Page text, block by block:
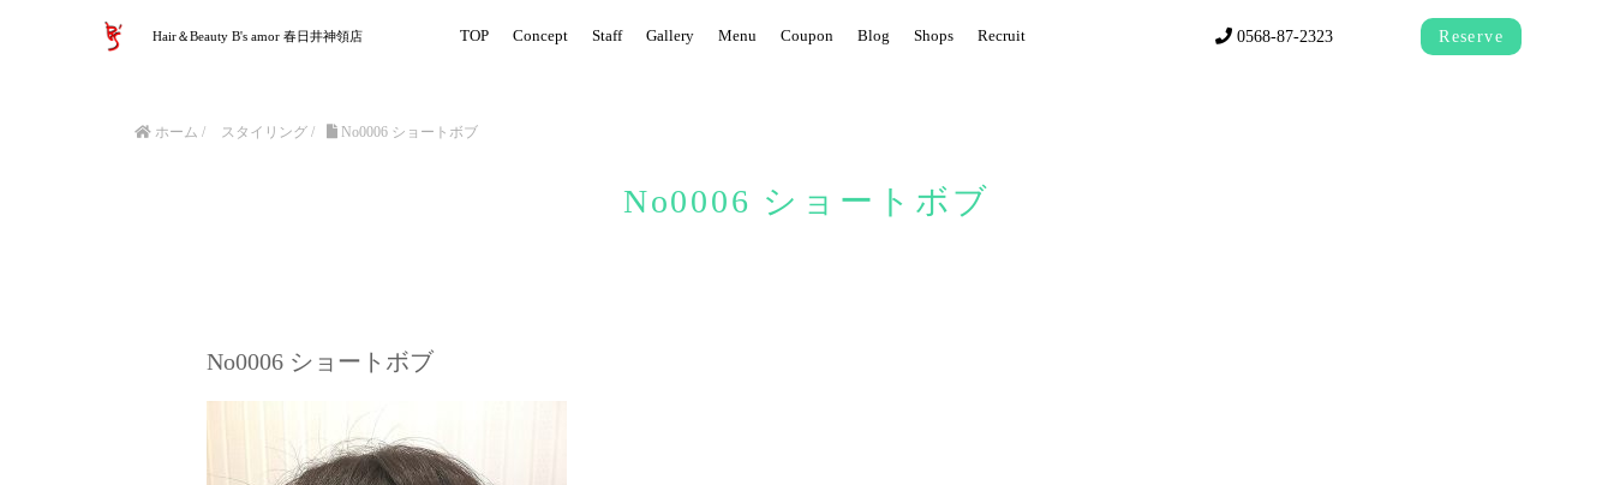
Hair＆Beauty B's amor 春日井神領店 TOP Concept Staff Gallery Menu Coupon Blog Shops Recruit 0568-87-2323 Reserve
ホーム / スタイリング / No0006 ショートボブ
No0006 ショートボブ
No0006 ショートボブ